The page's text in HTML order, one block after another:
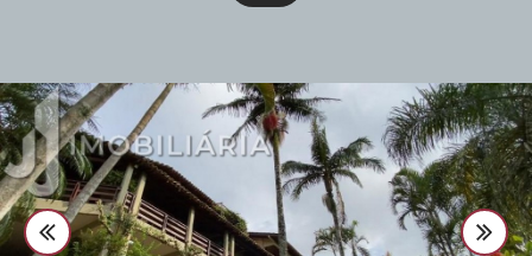
Fale Conosco 48 3364-0079
Plantão 48 99842-0500
Divulgue seu imóvel